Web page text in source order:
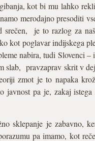
kot bi mu lahko
merodajno presoditi
je to razlog za
kot poglavar indijskega
nabira, tudi Slovenci
slab, pravzaprav skrit v
zmot je to napaka
javnost pa je, zakaj
sklepanje je zabavno,
pa imamo, kot